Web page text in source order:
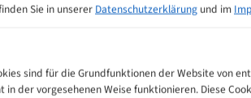
Sie in unserer Datenschutzerklärung und im
sind für die Grundfunktionen der Website von
in der vorgesehenen Weise funktionieren. Diese